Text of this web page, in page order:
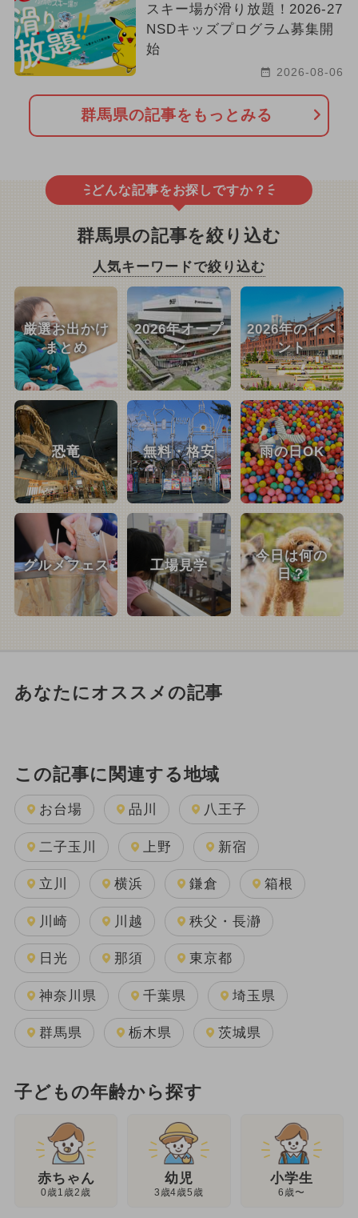
スキー場が滑り放題！2026-27
NSDキッズプログラム募集開
始
2026-08-06
群馬県の記事をもっとみる
どんな記事をお探しですか？
群馬県の記事を絞り込む
人気キーワードで絞り込む
厳選お出かけ
まとめ
2026年オープ
ン
2026年のイベ
ント
恐竜 無料・格安 雨の日OK
グルメフェス 工場見学
今日は何の
日？
あなたにオススメの記事
この記事に関連する地域
お台場 品川 八王子
二子玉川 上野 新宿
立川 横浜 鎌倉 箱根
川崎 川越 秩父・長瀞
日光 那須 東京都
神奈川県 千葉県 埼玉県
群馬県 栃木県 茨城県
子どもの年齢から探す
赤ちゃん
0歳1歳2歳
幼児
3歳4歳5歳
小学生
6歳〜